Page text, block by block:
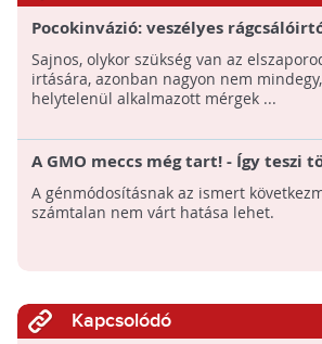
Pocokinvázió: veszélyes
engedélyezi a Nébih
Sajnos, olykor szükség van az
irtására, azonban nagyon nem
helytelenül alkalmazott mérgek ...
A GMO meccs még tart! - Így teszi
környezetet a génmódosítás
A génmódosításnak az ismert
számtalan nem várt hatása lehet.
Kapcsolódó